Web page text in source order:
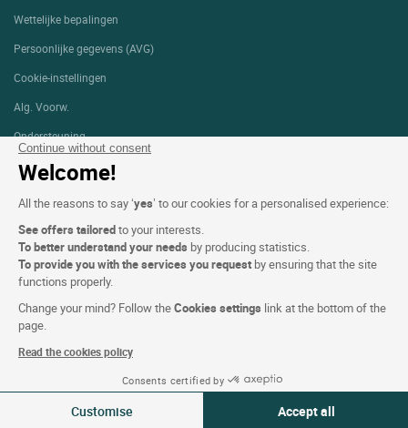
Continue without consent
Welcome!
All the reasons to say ‘yes’ to our cookies for a personalised experience:
See offers tailoredto your interests.
To better understand your needs by producing statistics.
To provide you with the services you request by ensuring that the site
functions properly.
Change your mind? Follow theCookies settings link at the bottom of the
page.
Read the cookies policy
Consents certified by
Customise Accept all
Zie beschikbaarheid
Wettelijke bepalingen
Persoonlijke gegevens (AVG)
Cookie-instellingen
Alg. Voorw.
Ondersteuning
Sitemap
VOLG ONS
Onze selectie van hotels in
Frankrijk en Europa